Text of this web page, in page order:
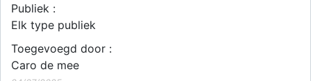
Publiek :
Elk type publiek
Toegevoegd door :
Caro de mee